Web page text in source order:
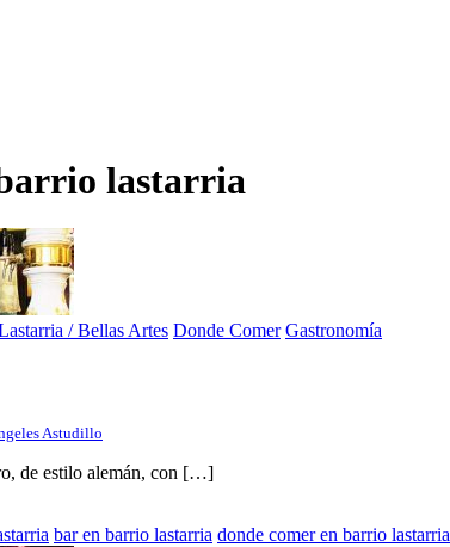
lastarria
/ Bellas Artes Donde Comer Gastronomía
Astudillo
de estilo alemán, con […]
bar en barrio lastarria donde comer en barrio lastarria